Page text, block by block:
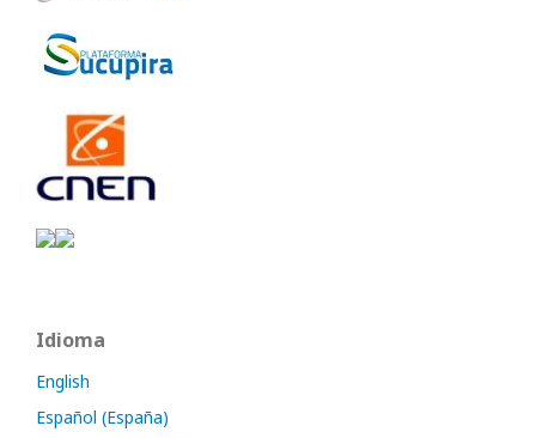
Idioma
English
Español (España)